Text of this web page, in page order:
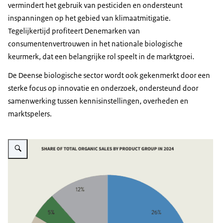
vermindert het gebruik van pesticiden en ondersteunt
inspanningen op het gebied van klimaatmitigatie.
Tegelijkertijd profiteert Denemarken van
consumentenvertrouwen in het nationale biologische
keurmerk, dat een belangrijke rol speelt in de marktgroei.
De Deense biologische sector wordt ook gekenmerkt door een
sterke focus op innovatie en onderzoek, ondersteund door
samenwerking tussen kennisinstellingen, overheden en
marktspelers.
Vergroot afbeelding Grafiek met percentages van verschillende producten